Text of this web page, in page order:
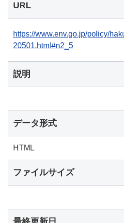
URL
https://www.env.go.jp/policy/
20501.html#n2_5
説明
データ形式
HTML
ファイルサイズ